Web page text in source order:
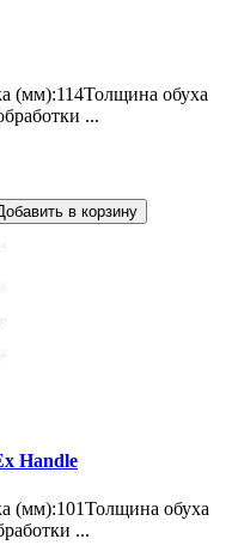
(мм):114Толщина обуха
...
Handle
(мм):101Толщина обуха
...